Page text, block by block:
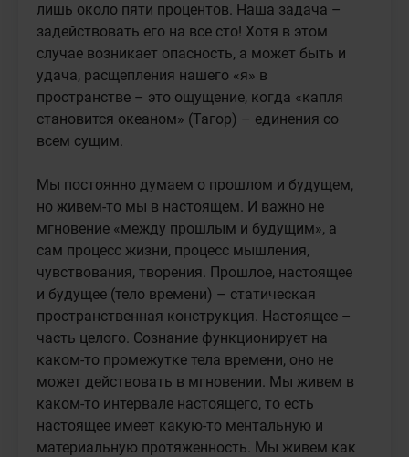
лишь около пяти процентов. Наша задача –
задействовать его на все сто! Хотя в этом
случае возникает опасность, а может быть и
удача, расщепления нашего «я» в
пространстве – это ощущение, когда «капля
становится океаном» (Тагор) – единения со
всем сущим.
Мы постоянно думаем о прошлом и будущем,
но живем-то мы в настоящем. И важно не
мгновение «между прошлым и будущим», а
сам процесс жизни, процесс мышления,
чувствования, творения. Прошлое, настоящее
и будущее (тело времени) – статическая
пространственная конструкция. Настоящее –
часть целого. Сознание функционирует на
каком-то промежутке тела времени, оно не
может действовать в мгновении. Мы живем в
каком-то интервале настоящего, то есть
настоящее имеет какую-то ментальную и
материальную протяженность. Мы живем как